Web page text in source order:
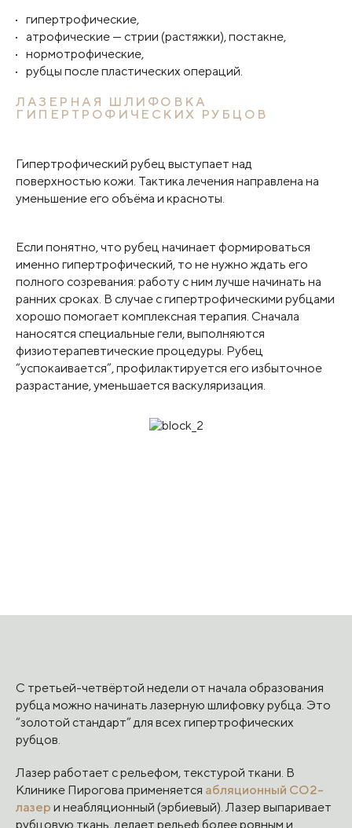
гипертрофические,
атрофические — стрии (растяжки), постакне,
нормотрофические,
рубцы после пластических операций.
ЛАЗЕРНАЯ ШЛИФОВКА
ГИПЕРТРОФИЧЕСКИХ РУБЦОВ
Гипертрофический рубец выступает над
поверхностью кожи. Тактика лечения направлена на
уменьшение его объёма и красноты.
Если понятно, что рубец начинает формироваться
именно гипертрофический, то не нужно ждать его
полного созревания: работу с ним лучше начинать на
ранних сроках. В случае с гипертрофическими рубцами
хорошо помогает комплексная терапия. Сначала
наносятся специальные гели, выполняются
физиотерапевтические процедуры. Рубец
“успокаивается”, профилактируется его избыточное
разрастание, уменьшается васкуляризация.
С третьей-четвёртой недели от начала образования
рубца можно начинать лазерную шлифовку рубца. Это
“золотой стандарт” для всех гипертрофических
рубцов.
Лазер работает с рельефом, текстурой ткани. В
Клинике Пирогова применяется абляционный СО2-
лазер и неабляционный (эрбиевый). Лазер выпаривает
рубцовую ткань, делает рельеф более ровным и